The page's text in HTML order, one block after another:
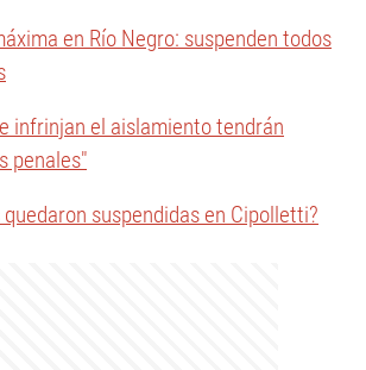
en Río Negro: suspenden todos
infrinjan el aislamiento tendrán
penales"
suspendidas en Cipolletti?